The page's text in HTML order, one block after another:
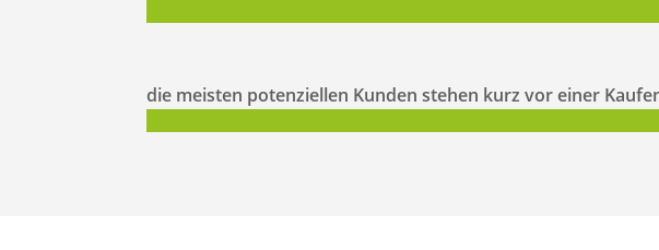
die meisten potenziellen Kunden stehen kurz vor einer